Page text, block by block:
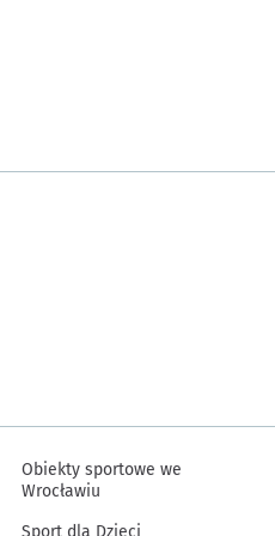
Obiekty sportowe we
Wrocławiu
Sport dla Dzieci